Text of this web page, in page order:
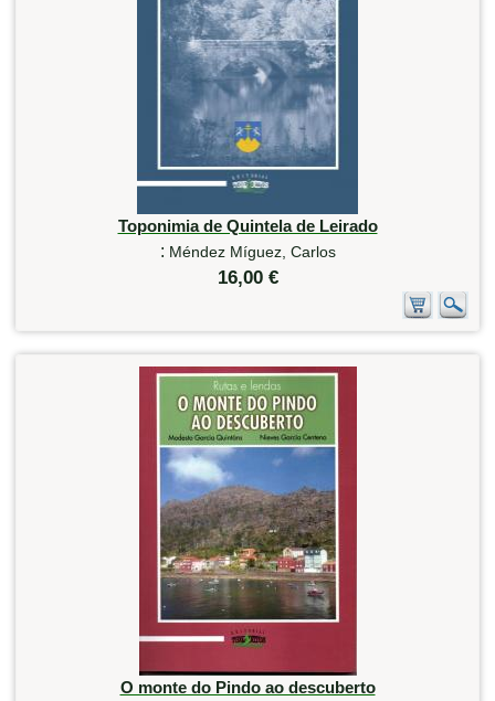
Toponimia de Quintela de Leirado
: Méndez Míguez, Carlos
16,00 €
O monte do Pindo ao descuberto